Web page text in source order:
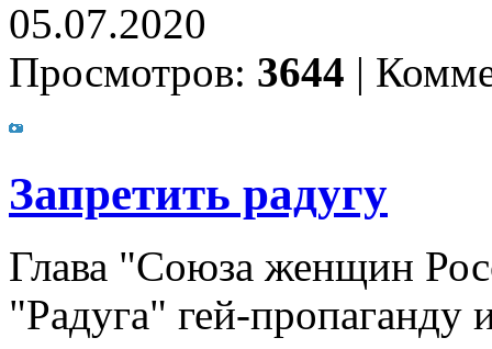
05.07.2020
Просмотров: 3644 |
Запретить радугу
Глава "Союза женщин
"Радуга" гей-пропаганду